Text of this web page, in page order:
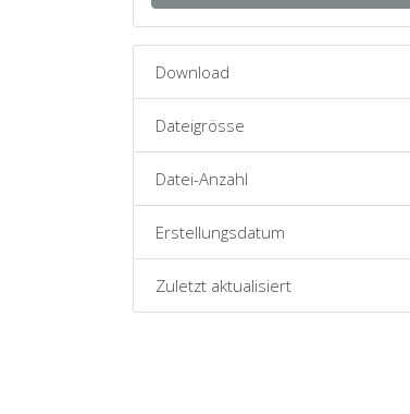
Download
Dateigrösse
Datei-Anzahl
Erstellungsdatum
Zuletzt aktualisiert